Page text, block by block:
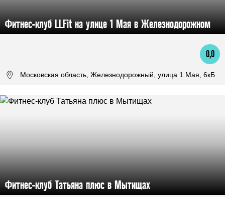
Фитнес-клуб LLFit на улице 1 Мая в Железнодорожном
0,0
Московская область, Железнодорожный, улица 1 Мая, 6кБ
Фитнес-клуб Татьяна плюс в Мытищах